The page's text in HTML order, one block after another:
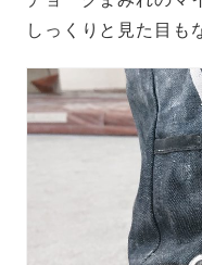
しっくりと見た目も